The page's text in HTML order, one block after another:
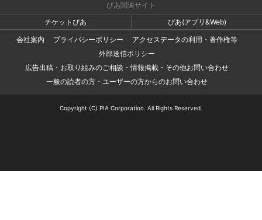
ぴあ関連サイト
チケットぴあ
ぴあ(アプリ&Web)
会社案内
プライバシーポリシー
アクセスデータの利用・著作権等
外部送信ポリシー
広告出稿・お取り組みのご相談・情報掲載・その他お問い合わせ
一般の読者の方・ユーザーの方からのお問い合わせ
Copyright (C) PIA Corporation. All Rights Reserved.